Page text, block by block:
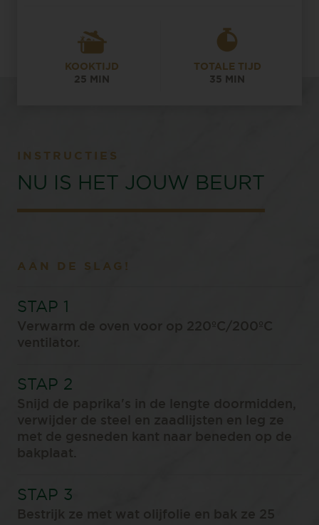
KOOKTIJD
25 MIN
TOTALE TIJD
35 MIN
INSTRUCTIES
NU IS HET JOUW BEURT
AAN DE SLAG!
Verwarm de oven voor op 220ºC/200ºC
ventilator.
Snijd de paprika's in de lengte doormidden,
verwijder de steel en zaadlijsten en leg ze
met de gesneden kant naar beneden op de
bakplaat.
Bestrijk ze met wat olijfolie en bak ze 25